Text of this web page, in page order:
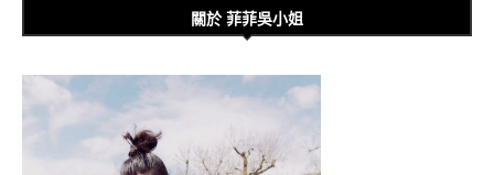
關於 菲菲吳小姐